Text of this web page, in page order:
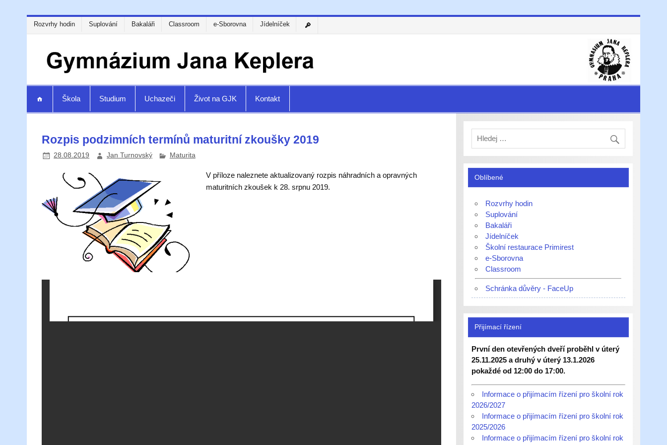
Rozvrhy hodin Suplování Bakaláři Classroom e-Sborovna Jídelníček
Škola Studium Uchazeči Život na GJK Kontakt
Rozpis podzimních termínů maturitní zkoušky 2019
28.08.2019 Jan Turnovský Maturita
V příloze naleznete aktualizovaný rozpis náhradních a opravných
maturitních zkoušek k 28. srpnu 2019.
Oblíbené
Rozvrhy hodin
Suplování
Bakaláři
Jídelníček
Školní restaurace Primirest
e-Sborovna
Classroom
Schránka důvěry - FaceUp
Přijímací řízení
První den otevřených dveří proběhl v úterý
25.11.2025 a druhý v úterý 13.1.2026
pokaždé od 12:00 do 17:00.
Informace o přijímacím řízení pro školní rok
2026/2027
Informace o přijímacím řízení pro školní rok
2025/2026
Informace o přijímacím řízení pro školní rok